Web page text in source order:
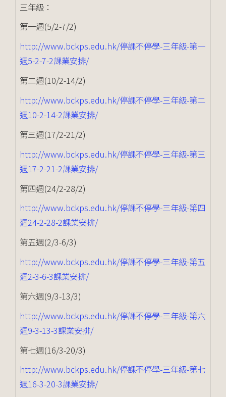
三年級：
第一週(5/2-7/2)
http://www.bckps.edu.hk/停課不停學-三年級-第一
週5-2-7-2課業安排/
第二週(10/2-14/2)
http://www.bckps.edu.hk/停課不停學-三年級-第二
週10-2-14-2課業安排/
第三週(17/2-21/2)
http://www.bckps.edu.hk/停課不停學-三年級-第三
週17-2-21-2課業安排/
第四週(24/2-28/2)
http://www.bckps.edu.hk/停課不停學-三年級-第四
週24-2-28-2課業安排/
第五週(2/3-6/3)
http://www.bckps.edu.hk/停課不停學-三年級-第五
週2-3-6-3課業安排/
第六週(9/3-13/3)
http://www.bckps.edu.hk/停課不停學-三年級-第六
週9-3-13-3課業安排/
第七週(16/3-20/3)
http://www.bckps.edu.hk/停課不停學-三年級-第七
週16-3-20-3課業安排/